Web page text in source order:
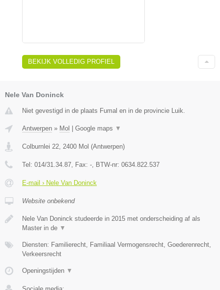
BEKIJK VOLLEDIG PROFIEL
Nele Van Doninck
Niet gevestigd in de plaats Fumal en in de provincie Luik.
Antwerpen » Mol | Google maps ▼
Colburnlei 22 2400 Mol (Antwerpen)
Tel: 014/31.34.87 , Fax: - , BTW-nr: 0634.822.537
E-mail › Nele Van Doninck
Website onbekend
Nele Van Doninck studeerde in 2015 met onderscheiding af als
Master in de ▼
Diensten: Familierecht, Familiaal Vermogensrecht, Goederenrecht,
Verkeersrecht
Openingstijden ▼
Sociale media: